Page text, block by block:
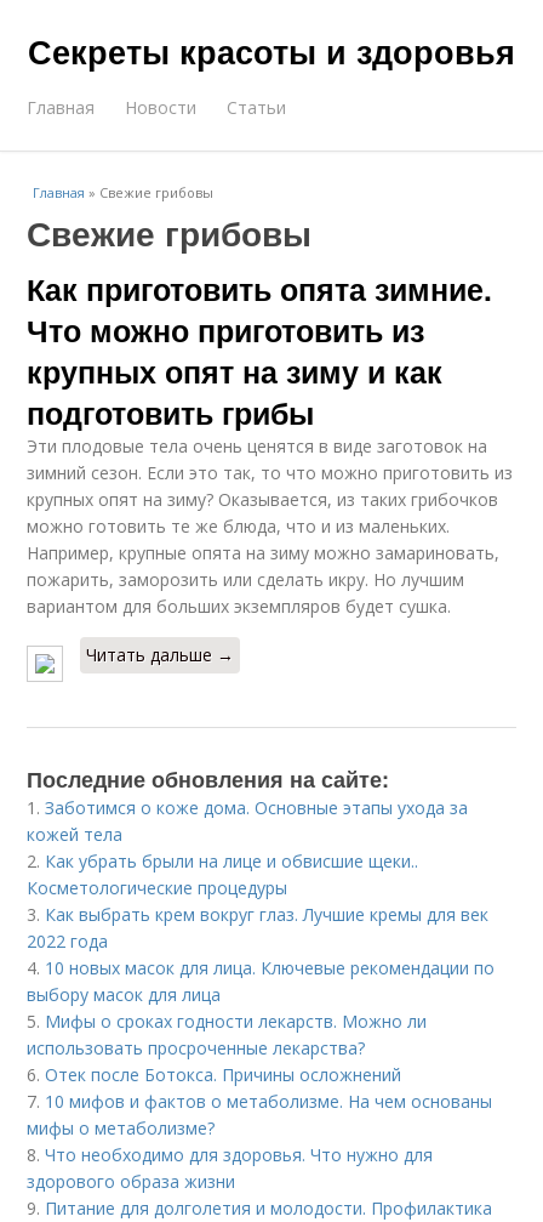
Секреты красоты и здоровья
Главная Новости Статьи
Главная » Свежие грибовы
Свежие грибовы
Как приготовить опята зимние.
Что можно приготовить из
крупных опят на зиму и как
подготовить грибы
Эти плодовые тела очень ценятся в виде заготовок на
зимний сезон. Если это так, то что можно приготовить из
крупных опят на зиму? Оказывается, из таких грибочков
можно готовить те же блюда, что и из маленьких.
Например, крупные опята на зиму можно замариновать,
пожарить, заморозить или сделать икру. Но лучшим
вариантом для больших экземпляров будет сушка.
Читать дальше →
Последние обновления на сайте:
1.Заботимся о коже дома. Основные этапы ухода за
кожей тела
2. Как убрать брыли на лице и обвисшие щеки..
Косметологические процедуры
3. Как выбрать крем вокруг глаз. Лучшие кремы для век
2022 года
4. 10 новых масок для лица. Ключевые рекомендации по
выбору масок для лица
5. Мифы о сроках годности лекарств. Можно ли
использовать просроченные лекарства?
6.Отек после Ботокса. Причины осложнений
7. 10 мифов и фактов о метаболизме. На чем основаны
мифы о метаболизме?
8.Что необходимо для здоровья. Что нужно для
здорового образа жизни
9. Питание для долголетия и молодости. Профилактика